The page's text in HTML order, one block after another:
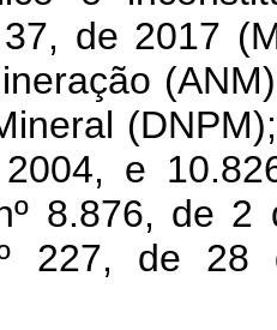
37, de 2017
e
8.876, de 2
227, de